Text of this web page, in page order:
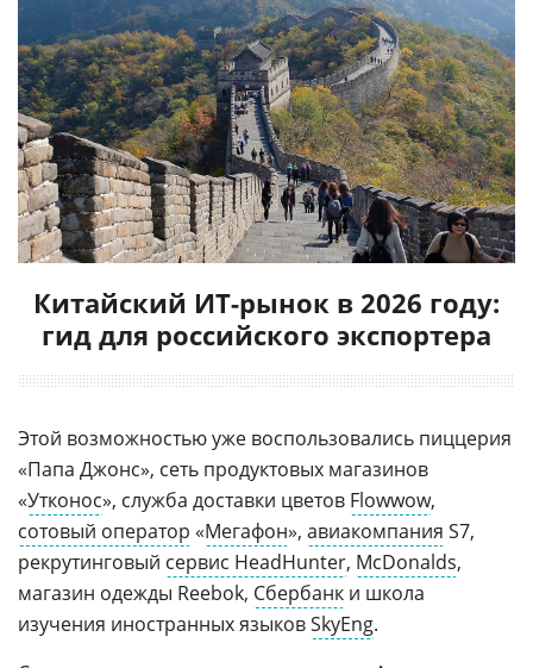
Китайский ИТ-рынок в 2026 году:
гид для российского экспортера
Этой возможностью уже воспользовались пиццерия
«Папа Джонс», сеть продуктовых магазинов
«Утконос», служба доставки цветов Flowwow,
сотовый оператор «Мегафон», авиакомпания S7,
рекрутинговый сервис HeadHunter, McDonalds,
магазин одежды Reebok, Сбербанк и школа
изучения иностранных языковSkyEng.